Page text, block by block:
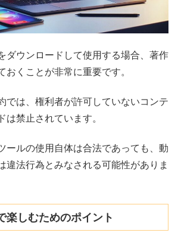
ダウンロードして使用する場合、著作
おくことが非常に重要です。
では、権利者が許可していないコンテ
は禁止されています。
ールの使用自体は合法であっても、動
違法行為とみなされる可能性がありま
楽しむためのポイント